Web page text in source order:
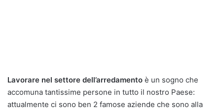
Lavorare nel settore dell’arredamento è un sogno che
accomuna tantissime persone in tutto il nostro Paese:
attualmente ci sono ben 2 famose aziende che sono alla